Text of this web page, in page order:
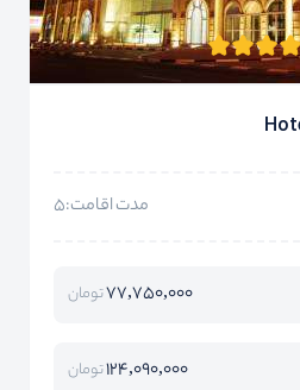
مدت اقامت:5
77,750,000تومان
124,090,000تومان